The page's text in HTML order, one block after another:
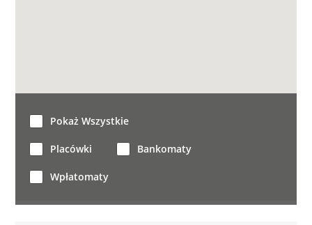
Pokaż Wszystkie
Placówki Bankomaty
Wpłatomaty